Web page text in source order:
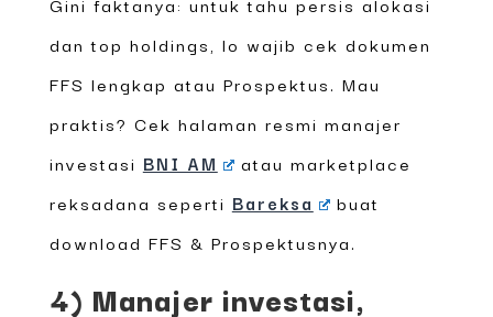
dan top holdings, lo wajib cek dokumen
FFS lengkap atau Prospektus. Mau
praktis? Cek halaman resmi manajer
investasi BNI AM
atau marketplace
reksadana seperti Bareksa
buat
download FFS & Prospektusnya.
4) Manajer investasi,